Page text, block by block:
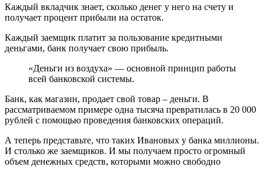
Каждый вкладчик знает, сколько денег у него на счету и
получает процент прибыли на остаток.
Каждый заемщик платит за пользование кредитными
деньгами, банк получает свою прибыль.
«Деньги из воздуха» — основной принцип работы
всей банковской системы.
Банк, как магазин, продает свой товар – деньги. В
рассматриваемом примере одна тысяча превратилась в 20 000
рублей с помощью проведения банковских операций.
А теперь представьте, что таких Ивановых у банка миллионы.
И столько же заемщиков. И мы получаем просто огромный
объем денежных средств, которыми можно свободно